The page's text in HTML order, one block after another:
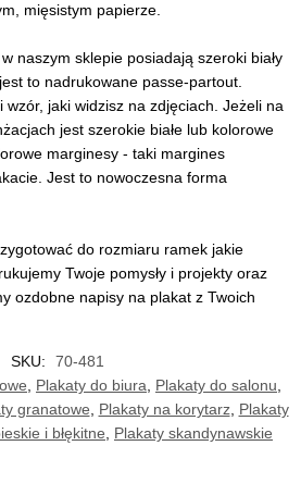
mięsistym papierze.
naszym sklepie posiadają szeroki biały
to nadrukowane passe-partout.
wzór, jaki widzisz na zdjęciach. Jeżeli na
jest szerokie białe lub kolorowe
marginesy - taki margines
Jest to nowoczesna forma
do rozmiaru ramek jakie
Twoje pomysły i projekty oraz
ozdobne napisy na plakat z Twoich
SKU:
70-481
, Plakaty do biura, Plakaty do salonu,
granatowe, Plakaty na korytarz, Plakaty
i błękitne, Plakaty skandynawskie